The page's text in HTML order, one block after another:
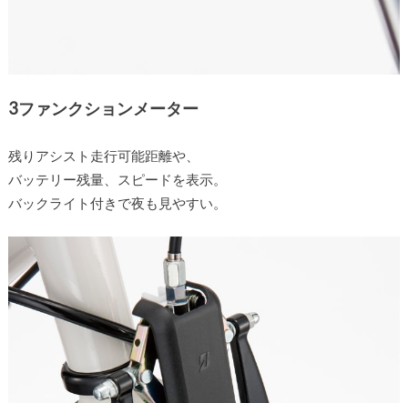
3ファンクションメーター
残りアシスト走行可能距離や、
バッテリー残量、スピードを表示。
バックライト付きで夜も見やすい。